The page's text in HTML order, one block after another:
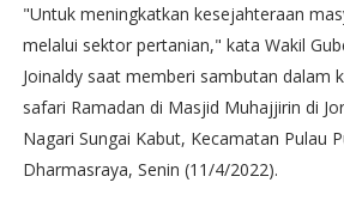
"Untuk meningkatkan kesejahteraan
melalui sektor pertanian," kata Wakil
Joinaldy saat memberi sambutan dalam
safari Ramadan di Masjid Muhajjirin di
Nagari Sungai Kabut, Kecamatan Pulau
Dharmasraya, Senin (11/4/2022).